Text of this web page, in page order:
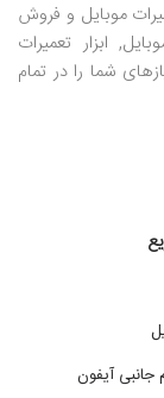
موبایل و فروش
ابزار تعمیرات
شما را در تمام
جانبی آیفون